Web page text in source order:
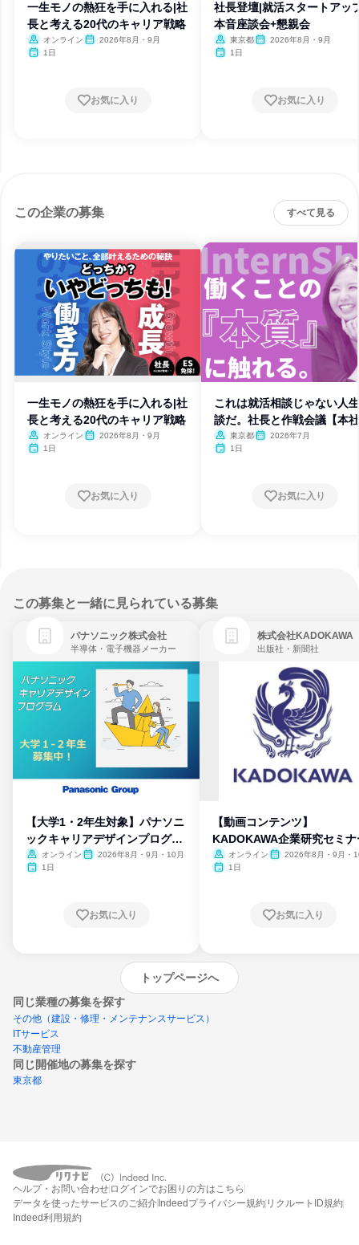
一生モノの熱狂を手に入れる|社
長と考える20代のキャリア戦略
オンライン
2026年8月・9月
1日
お気に入り
社長登壇|就活スタートアッ
本音座談会+懇親会
東京都
2026年8月・9月
1日
お気に入り
この企業の募集 すべて見る
一生モノの熱狂を手に入れる|社
長と考える20代のキャリア戦略
オンライン
2026年8月・9月
1日
お気に入り
これは就活相談じゃない人
談だ。社長と作戦会議【本
催】東京都
2026年7月
1日
お気に入り
この募集と一緒に見られている募集
パナソニック株式会社
半導体・電子機器メーカー
【大学1・2年生対象】パナソニ
ックキャリアデザインプログラ
ム
オンライン
2026年8月・9月・10月
1日
お気に入り
株式会社KADOKAWA
出版社・新聞社
【動画コンテンツ】
KADOKAWA企業研究セミナ
オンライン
2026年8月・9月・
1日
お気に入り
トップページへ
同じ業種の募集を探す
その他（建設・修理・メンテナンスサービス）
ITサービス
不動産管理
同じ開催地の募集を探す
東京都
締切：なし
ヘルプ・お問い合わせ ログインでお困りの方はこちら
データを使ったサービスのご紹介 Indeedプライバシー規約 リクルートID規約
Indeed利用規約